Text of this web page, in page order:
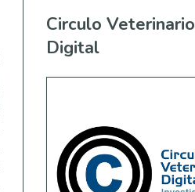
Circulo Veterinario
Digital